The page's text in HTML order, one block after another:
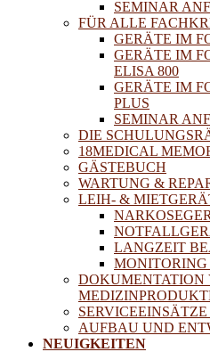
SEMINAR
FÜR ALLE
GERÄTE IM
GERÄTE IM
ELISA 800
GERÄTE IM
PLUS
SEMINAR
DIE
18MEDICAL
GÄSTEBUCH
WARTUNG &
LEIH- &
LANGZEIT
DOKUMENTATION
AUFBAU UND
NEUIGKEITEN